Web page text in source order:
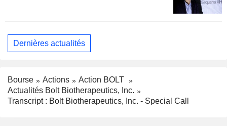
Dernières actualités
Bourse Actions
Action BOLT
Actualités Bolt Biotherapeutics, Inc.
Transcript : Bolt Biotherapeutics, Inc. - Special Call